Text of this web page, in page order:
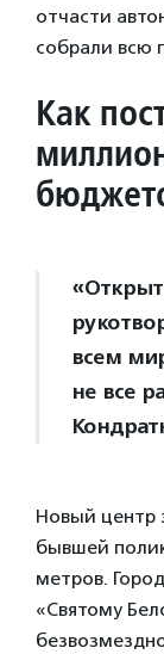
отчасти
собрали всю
Как
всем
не все
Новый центр
бывшей
метров.
«Святому